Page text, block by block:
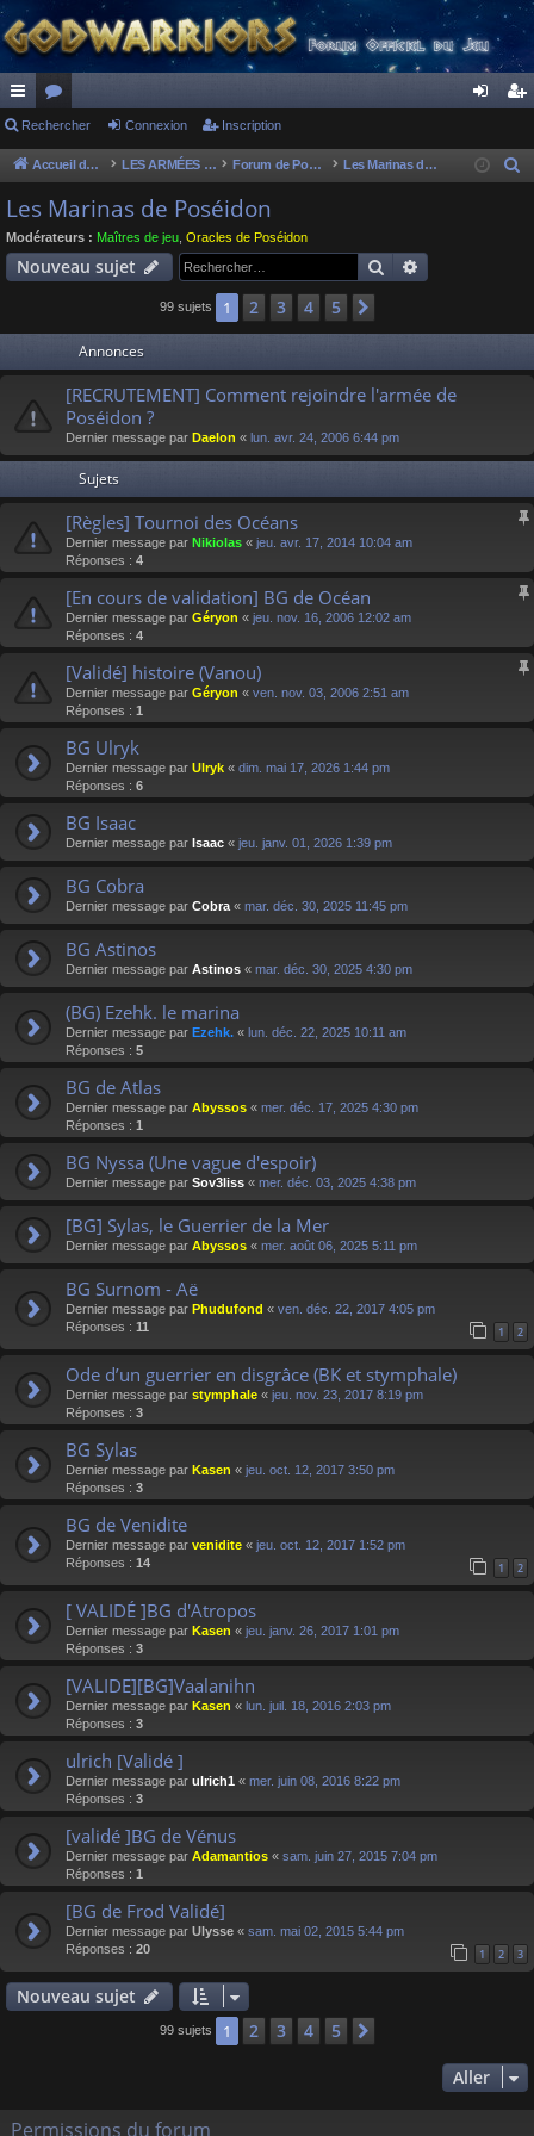
ac
co
ur
ci
or
u
m
s
ne cri
Rechercher Connexion Inscription
Accueil du forum LES ARMÉES DIVINES - FORUMS DE CLAN Forum de Poséidon Les Marinas de Poséidon
e
Les Marinas de Poséidon
Modérateurs : Maîtres de jeu Oracles de Poséidon
Nouveau sujet Rechercher
99 sujets 1 2 3 4 5
Annonces
[RECRUTEMENT] Comment rejoindre l'armée de
Poséidon ?
Dernier message par Daelon « lun. avr. 24, 2006 6:44 pm
Sujets
[Règles] Tournoi des Océans
Dernier message par Nikiolas « jeu. avr. 17, 2014 10:04 am
Réponses : 4
[En cours de validation] BG de Océan
Dernier message par Géryon « jeu. nov. 16, 2006 12:02 am
Réponses : 4
[Validé] histoire (Vanou)
Dernier message par Géryon « ven. nov. 03, 2006 2:51 am
Réponses : 1
BG Ulryk
Dernier message par Ulryk « dim. mai 17, 2026 1:44 pm
Réponses : 6
BG Isaac
Dernier message par Isaac « jeu. janv. 01, 2026 1:39 pm
BG Cobra
Dernier message par Cobra « mar. déc. 30, 2025 11:45 pm
BG Astinos
Dernier message par Astinos « mar. déc. 30, 2025 4:30 pm
(BG) Ezehk. le marina
Dernier message par Ezehk. « lun. déc. 22, 2025 10:11 am
Réponses : 5
BG de Atlas
Dernier message par Abyssos « mer. déc. 17, 2025 4:30 pm
Réponses : 1
BG Nyssa (Une vague d'espoir)
Dernier message par Sov3liss « mer. déc. 03, 2025 4:38 pm
[BG] Sylas, le Guerrier de la Mer
Dernier message par Abyssos « mer. août 06, 2025 5:11 pm
BG Surnom - Aë
Dernier message par Phudufond « ven. déc. 22, 2017 4:05 pm
Réponses : 11 1 2
Ode d’un guerrier en disgrâce (BK et stymphale)
Dernier message par stymphale « jeu. nov. 23, 2017 8:19 pm
Réponses : 3
BG Sylas
Dernier message par Kasen « jeu. oct. 12, 2017 3:50 pm
Réponses : 3
BG de Venidite
Dernier message par venidite « jeu. oct. 12, 2017 1:52 pm
Réponses : 14 1 2
[ VALIDÉ ]BG d'Atropos
Dernier message par Kasen « jeu. janv. 26, 2017 1:01 pm
Réponses : 3
[VALIDE][BG]Vaalanihn
Dernier message par Kasen « lun. juil. 18, 2016 2:03 pm
Réponses : 3
ulrich [Validé ]
Dernier message par ulrich1 « mer. juin 08, 2016 8:22 pm
Réponses : 3
[validé ]BG de Vénus
Dernier message par Adamantios « sam. juin 27, 2015 7:04 pm
Réponses : 1
[BG de Frod Validé]
Dernier message par Ulysse « sam. mai 02, 2015 5:44 pm
Réponses : 20 1 2 3
Nouveau sujet
99 sujets 1 2 3 4 5
Aller
Permissions du forum